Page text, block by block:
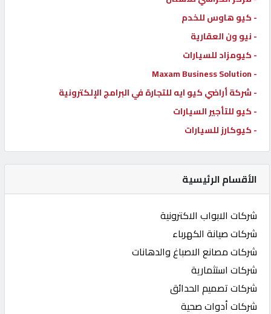
- كيو هاوس للخدم
- نيو ون العقارية
- كيومزاد للسيارات
- Maxam Business Solution
- شركة أراضي كيو ايه للتجارة في البرامج الإلكترونية
- كيو للتأجير السيارات
- كيوكارز للسيارات
الأقسام الرئيسية
شركات الابواب الاكترونية
شركات صيانة الكهرباء
شركات مصانع الاصباغ والدهانات
شركات استثمارية
شركات تصميم الحدائق
شركات أدوات صحية